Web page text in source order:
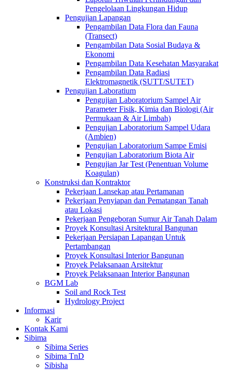
Pengelolaan Lingkungan Hidup
Pengujian Lapangan
Pengambilan Data Flora dan Fauna
(Transect)
Pengambilan Data Sosial Budaya &
Ekonomi
Pengambilan Data Kesehatan Masyarakat
Pengambilan Data Radiasi
Elektromagnetik (SUTT/SUTET)
Pengujian Laboratium
Pengujian Laboratorium Sampel Air
Parameter Fisik, Kimia dan Biologi (Air
Permukaan & Air Limbah)
Pengujian Laboratorium Sampel Udara
(Ambien)
Pengujian Laboratorium Sampe Emisi
Pengujian Laboratorium Biota Air
Pengujian Jar Test (Penentuan Volume
Koagulan)
Konstruksi dan Kontraktor
Pekerjaan Lansekap atau Pertamanan
Pekerjaan Penyiapan dan Pematangan Tanah
atau Lokasi
Pekerjaan Pengeboran Sumur Air Tanah Dalam
Proyek Konsultasi Arsitektural Bangunan
Pekerjaan Persiapan Lapangan Untuk
Pertambangan
Proyek Konsultasi Interior Bangunan
Proyek Pelaksanaan Arsitektur
Proyek Pelaksanaan Interior Bangunan
BGM Lab
Soil and Rock Test
Hydrology Project
Informasi
Karir
Kontak Kami
Sibima
Sibima Series
Sibima TnD
Sibisha